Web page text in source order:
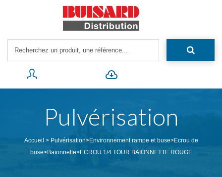
Pulvérisation
Accueil > Pulvérisation>Environnement rampe et buse>Ecrou de
buse>Baïonnette>ECROU 1/4 TOUR BAIONNETTE ROUGE